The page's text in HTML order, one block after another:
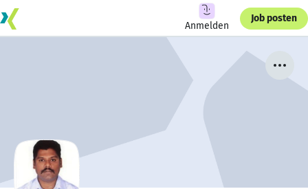
Anmelden
Job posten